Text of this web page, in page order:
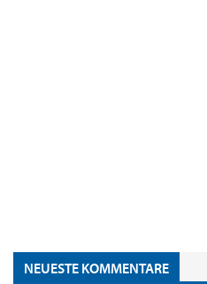
NEUESTE KOMMENTARE